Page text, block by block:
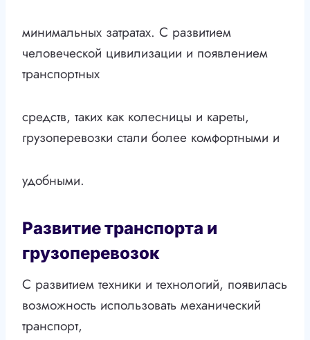
минимальных затратах. С развитием
человеческой цивилизации и появлением
транспортных
средств, таких как колесницы и кареты,
грузоперевозки стали более комфортными и
удобными.
Развитие транспорта и
грузоперевозок
С развитием техники и технологий, появилась
возможность использовать механический
транспорт,